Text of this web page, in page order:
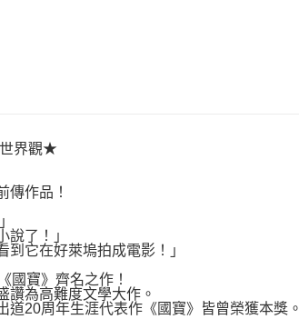
界觀★
傳作品！
說了！」
到它在好萊塢拍成電影！」
國寶》齊名之作！
讚為高難度文學大作。
20周年生涯代表作《國寶》皆曾榮獲本獎。